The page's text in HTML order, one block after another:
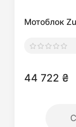
Мотоблок
44 722 ₴